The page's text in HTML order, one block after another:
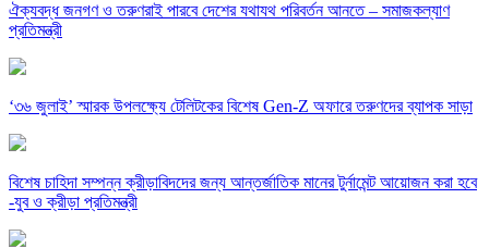
ঐক্যবদ্ধ জনগণ ও তরুণরাই পারবে দেশের যথাযথ পরিবর্তন আনতে – সমাজকল্যাণ
প্রতিমন্ত্রী
‘৩৬ জুলাই’ স্মারক উপলক্ষ্যে টেলিটকের বিশেষ Gen-Z অফারে তরুণদের ব্যাপক সাড়া
বিশেষ চাহিদা সম্পন্ন ক্রীড়াবিদদের জন্য আন্তর্জাতিক মানের টুর্নামেন্ট আয়োজন করা হবে
-যুব ও ক্রীড়া প্রতিমন্ত্রী